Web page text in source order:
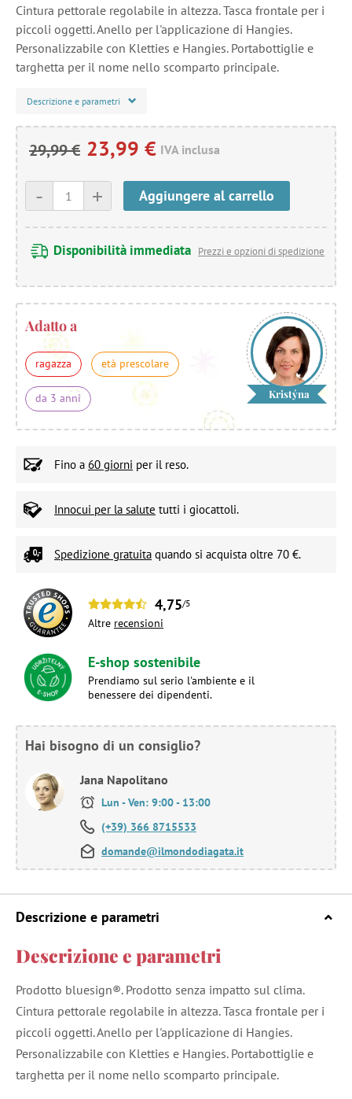
Cintura pettorale regolabile in altezza. Tasca frontale per i
piccoli oggetti. Anello per l'applicazione di Hangies.
Personalizzabile con Kletties e Hangies. Portabottiglie e
targhetta per il nome nello scomparto principale.
Descrizione e parametri
29,99 € 23,99 € IVA inclusa
+
- Aggiungere al carrello
Disponibilità immediata Prezzi e opzioni di spedizione
Adatto a
ragazza età prescolare
da 3 anni Kristýna
Fino a 60 giorni per il reso.
Innocui per la salute tutti i giocattoli.
Spedizione gratuita quando si acquista oltre 70 €.
4,75/5
Altre recensioni
E-shop sostenibile
Prendiamo sul serio l'ambiente e il
benessere dei dipendenti.
Hai bisogno di un consiglio?
Jana Napolitano
Lun - Ven: 9:00 - 13:00
(+39) 366 8715533
domande@ilmondodiagata.it
Descrizione e parametri
Descrizione e parametri
Prodotto bluesign®. Prodotto senza impatto sul clima.
Cintura pettorale regolabile in altezza. Tasca frontale per i
piccoli oggetti. Anello per l'applicazione di Hangies.
Personalizzabile con Kletties e Hangies. Portabottiglie e
targhetta per il nome nello scomparto principale.